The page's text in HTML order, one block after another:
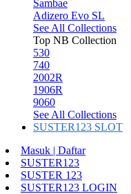
Sambae
Adizero Evo SL
See All Collections
Top NB Collection
530
740
2002R
1906R
9060
See All Collections
SUSTER123 SLOT
Masuk | Daftar
SUSTER123
SUSTER 123
SUSTER123 LOGIN